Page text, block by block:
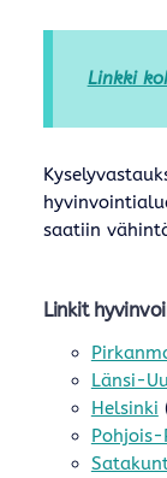
Linkki
saatiin
Linkit
Länsi-
Helsinki